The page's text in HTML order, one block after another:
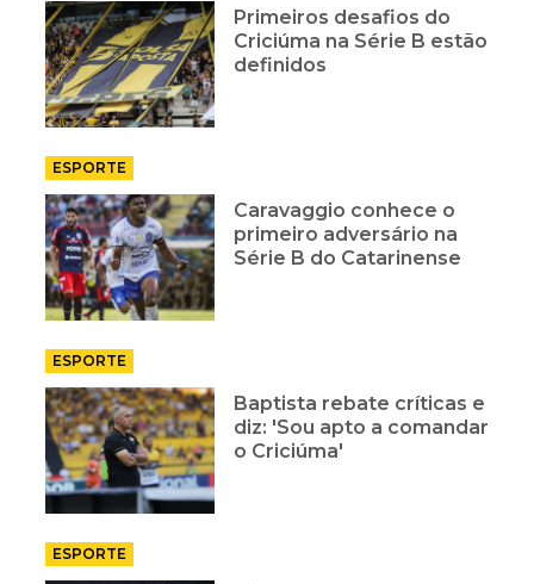
Primeiros desafios do
Criciúma na Série B estão
definidos
ESPORTE
Caravaggio conhece o
primeiro adversário na
Série B do Catarinense
ESPORTE
Baptista rebate críticas e
diz: 'Sou apto a comandar
o Criciúma'
ESPORTE